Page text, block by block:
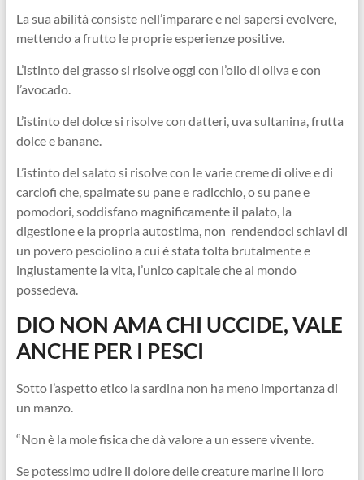
La sua abilità consiste nell’imparare e nel sapersi evolvere,
mettendo a frutto le proprie esperienze positive.
L’istinto del grasso si risolve oggi con l’olio di oliva e con
l’avocado.
L’istinto del dolce si risolve con datteri, uva sultanina, frutta
dolce e banane.
L’istinto del salato si risolve con le varie creme di olive e di
carciofi che, spalmate su pane e radicchio, o su pane e
pomodori, soddisfano magnificamente il palato, la
digestione e la propria autostima, non rendendoci schiavi di
un povero pesciolino a cui è stata tolta brutalmente e
ingiustamente la vita, l’unico capitale che al mondo
possedeva.
DIO NON AMA CHI UCCIDE, VALE
ANCHE PER I PESCI
Sotto l’aspetto etico la sardina non ha meno importanza di
un manzo.
“Non è la mole fisica che dà valore a un essere vivente.
Se potessimo udire il dolore delle creature marine il loro